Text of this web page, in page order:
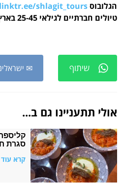
https://linktr.ee/
ובחו”ל
✉ ישראלינג
גם ב...
קליספרה לצומת סביון!
סגרת חופשה יוונית…
קרא עוד »